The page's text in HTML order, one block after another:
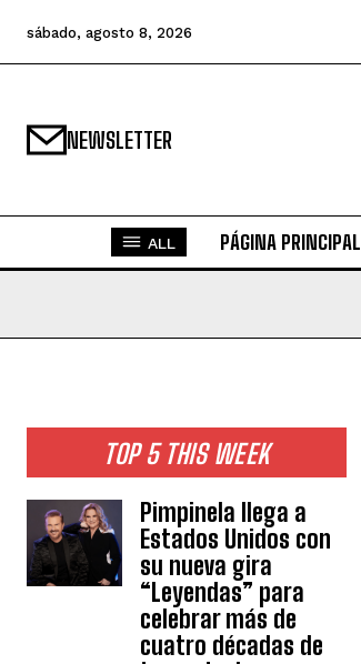
sábado, agosto 8, 2026
NEWSLETTER
ALL PÁGINA PRINCIPAL
TOP 5 THIS WEEK
Pimpinela llega a
Estados Unidos con
su nueva gira
“Leyendas” para
celebrar más de
cuatro décadas de